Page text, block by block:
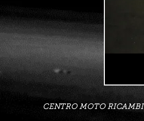
CENTRO MOTO RICAMBI